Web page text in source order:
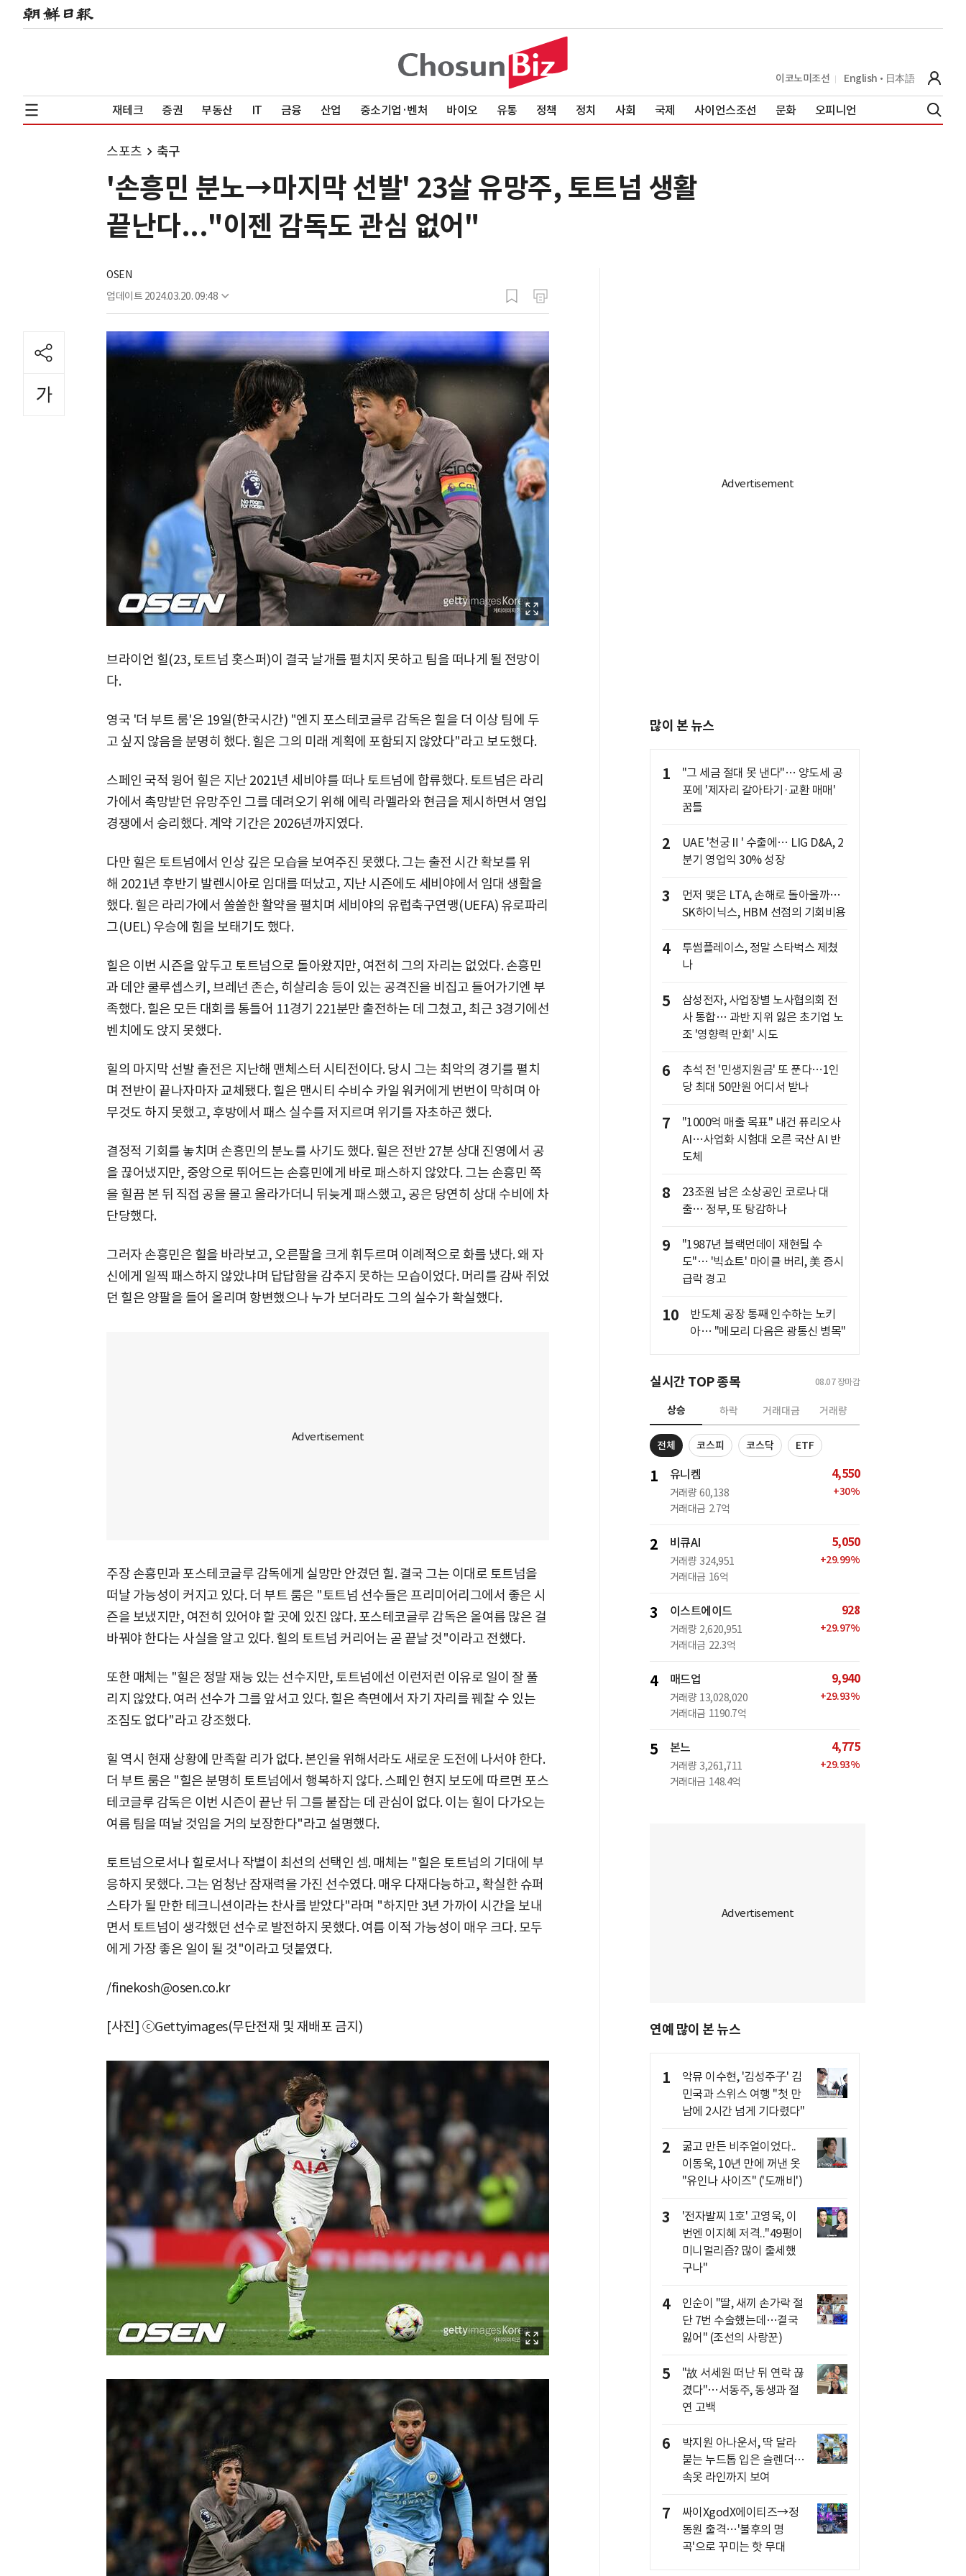
이코노미조선 English 日本語
재테크 증권 부동산 IT 금융 산업 중소기업·벤처 바이오 유통 정책 정치 사회 국제 사이언스조선 문화 오피니언
스포츠 축구
'손흥민 분노→마지막 선발' 23살 유망주, 토트넘 생활
끝난다..."이젠 감독도 관심 없어"
OSEN
업데이트 2024.03.20. 09:48
브라이언 힐(23, 토트넘 홋스퍼)이 결국 날개를 펼치지 못하고 팀을 떠나게 될 전망이
다.
영국 '더 부트 룸'은 19일(한국시간) "엔지 포스테코글루 감독은 힐을 더 이상 팀에 두
고 싶지 않음을 분명히 했다. 힐은 그의 미래 계획에 포함되지 않았다"라고 보도했다.
스페인 국적 윙어 힐은 지난 2021년 세비야를 떠나 토트넘에 합류했다. 토트넘은 라리
가에서 촉망받던 유망주인 그를 데려오기 위해 에릭 라멜라와 현금을 제시하면서 영입
경쟁에서 승리했다. 계약 기간은 2026년까지였다.
다만 힐은 토트넘에서 인상 깊은 모습을 보여주진 못했다. 그는 출전 시간 확보를 위
해 2021년 후반기 발렌시아로 임대를 떠났고, 지난 시즌에도 세비야에서 임대 생활을
했다. 힐은 라리가에서 쏠쏠한 활약을 펼치며 세비야의 유럽축구연맹(UEFA) 유로파리
그(UEL) 우승에 힘을 보태기도 했다.
힐은 이번 시즌을 앞두고 토트넘으로 돌아왔지만, 여전히 그의 자리는 없었다. 손흥민
과 데얀 쿨루셉스키, 브레넌 존슨, 히샬리송 등이 있는 공격진을 비집고 들어가기엔 부
족했다. 힐은 모든 대회를 통틀어 11경기 221분만 출전하는 데 그쳤고, 최근 3경기에선
벤치에도 앉지 못했다.
힐의 마지막 선발 출전은 지난해 맨체스터 시티전이다. 당시 그는 최악의 경기를 펼치
며 전반이 끝나자마자 교체됐다. 힐은 맨시티 수비수 카일 워커에게 번번이 막히며 아
무것도 하지 못했고, 후방에서 패스 실수를 저지르며 위기를 자초하곤 했다.
결정적 기회를 놓치며 손흥민의 분노를 사기도 했다. 힐은 전반 27분 상대 진영에서 공
을 끊어냈지만, 중앙으로 뛰어드는 손흥민에게 바로 패스하지 않았다. 그는 손흥민 쪽
을 힐끔 본 뒤 직접 공을 몰고 올라가더니 뒤늦게 패스했고, 공은 당연히 상대 수비에 차
단당했다.
그러자 손흥민은 힐을 바라보고, 오른팔을 크게 휘두르며 이례적으로 화를 냈다. 왜 자
신에게 일찍 패스하지 않았냐며 답답함을 감추지 못하는 모습이었다. 머리를 감싸 쥐었
던 힐은 양팔을 들어 올리며 항변했으나 누가 보더라도 그의 실수가 확실했다.
주장 손흥민과 포스테코글루 감독에게 실망만 안겼던 힐. 결국 그는 이대로 토트넘을
떠날 가능성이 커지고 있다. 더 부트 룸은 "토트넘 선수들은 프리미어리그에서 좋은 시
즌을 보냈지만, 여전히 있어야 할 곳에 있진 않다. 포스테코글루 감독은 올여름 많은 걸
바꿔야 한다는 사실을 알고 있다. 힐의 토트넘 커리어는 곧 끝날 것"이라고 전했다.
또한 매체는 "힐은 정말 재능 있는 선수지만, 토트넘에선 이런저런 이유로 일이 잘 풀
리지 않았다. 여러 선수가 그를 앞서고 있다. 힐은 측면에서 자기 자리를 꿰찰 수 있는
조짐도 없다"라고 강조했다.
힐 역시 현재 상황에 만족할 리가 없다. 본인을 위해서라도 새로운 도전에 나서야 한다.
더 부트 룸은 "힐은 분명히 토트넘에서 행복하지 않다. 스페인 현지 보도에 따르면 포스
테코글루 감독은 이번 시즌이 끝난 뒤 그를 붙잡는 데 관심이 없다. 이는 힐이 다가오는
여름 팀을 떠날 것임을 거의 보장한다"라고 설명했다.
토트넘으로서나 힐로서나 작별이 최선의 선택인 셈. 매체는 "힐은 토트넘의 기대에 부
응하지 못했다. 그는 엄청난 잠재력을 가진 선수였다. 매우 다재다능하고, 확실한 슈퍼
스타가 될 만한 테크니션이라는 찬사를 받았다"라며 "하지만 3년 가까이 시간을 보내
면서 토트넘이 생각했던 선수로 발전하지 못했다. 여름 이적 가능성이 매우 크다. 모두
에게 가장 좋은 일이 될 것"이라고 덧붙였다.
/finekosh@osen.co.kr
[사진] ⓒGettyimages(무단전재 및 재배포 금지)
많이 본 뉴스
1
"그 세금 절대 못 낸다"… 양도세 공
포에 '제자리 갈아타기·교환 매매'
꿈틀
2
UAE '천궁Ⅱ' 수출에… LIG D&A, 2
분기 영업익 30% 성장
3
먼저 맺은 LTA, 손해로 돌아올까…
SK하이닉스, HBM 선점의 기회비용
4
투썸플레이스, 정말 스타벅스 제쳤
나
5
삼성전자, 사업장별 노사협의회 전
사 통합… 과반 지위 잃은 초기업 노
조 '영향력 만회' 시도
6
추석 전 '민생지원금' 또 푼다…1인
당 최대 50만원 어디서 받나
7
"1000억 매출 목표" 내건 퓨리오사
AI…사업화 시험대 오른 국산 AI 반
도체
8
23조원 남은 소상공인 코로나 대
출… 정부, 또 탕감하나
9
"1987년 블랙먼데이 재현될 수
도"… '빅쇼트' 마이클 버리, 美 증시
급락 경고
10
반도체 공장 통째 인수하는 노키
아… "메모리 다음은 광통신 병목"
실시간 TOP 종목 08.07 장마감
상승 하락 거래대금 거래량
전체 코스피 코스닥 ETF
1 유니켐
거래량 60,138
거래대금 2.7억
4,550
+30%
2 비큐AI
거래량 324,951
거래대금 16억
5,050
+29.99%
3 이스트에이드
거래량 2,620,951
거래대금 22.3억
928
+29.97%
4 매드업
거래량 13,028,020
거래대금 1190.7억
9,940
+29.93%
5 본느
거래량 3,261,711
거래대금 148.4억
4,775
+29.93%
연예 많이 본 뉴스
1
악뮤 이수현, '김성주子' 김
민국과 스위스 여행 "첫 만
남에 2시간 넘게 기다렸다"
2
굶고 만든 비주얼이었다..
이동욱, 10년 만에 꺼낸 옷
"유인나 사이즈" ('도깨비')
3
'전자발찌 1호' 고영욱, 이
번엔 이지혜 저격.."49평이
미니멀리즘? 많이 출세했
구나"
4
인순이 "딸, 새끼 손가락 절
단 7번 수술했는데…결국
잃어" (조선의 사랑꾼)
5
"故 서세원 떠난 뒤 연락 끊
겼다"…서동주, 동생과 절
연 고백
6
박지원 아나운서, 딱 달라
붙는 누드톱 입은 슬렌더…
속옷 라인까지 보여
7
싸이XgodX에이티즈→정
동원 출격…'불후의 명
곡'으로 꾸미는 핫 무대